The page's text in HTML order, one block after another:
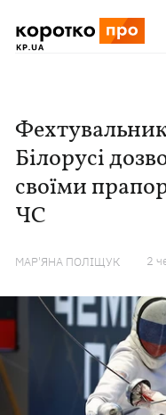
Білорусі
своїми
ЧС
МАР'ЯНА ПОЛІЩУК 2